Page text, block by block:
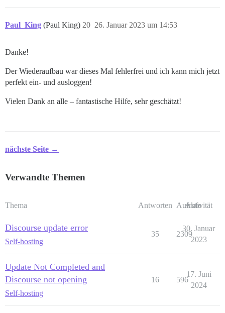
Paul_King (Paul King) 26. Januar 2023 um 14:53
20
Danke!
Der Wiederaufbau war dieses Mal fehlerfrei und ich kann mich jetzt
perfekt ein- und ausloggen!
Vielen Dank an alle – fantastische Hilfe, sehr geschätzt!
nächste Seite →
Verwandte Themen
Thema Antworten Aufrufe
Aktivität
Discourse update error
Self-hosting
35 2309
30. Januar
2023
Update Not Completed and
Discourse not opening
Self-hosting
16 596
17. Juni
2024